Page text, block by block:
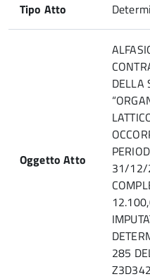
Tipo Atto
Oggetto Atto
DELLA
31/12/
285